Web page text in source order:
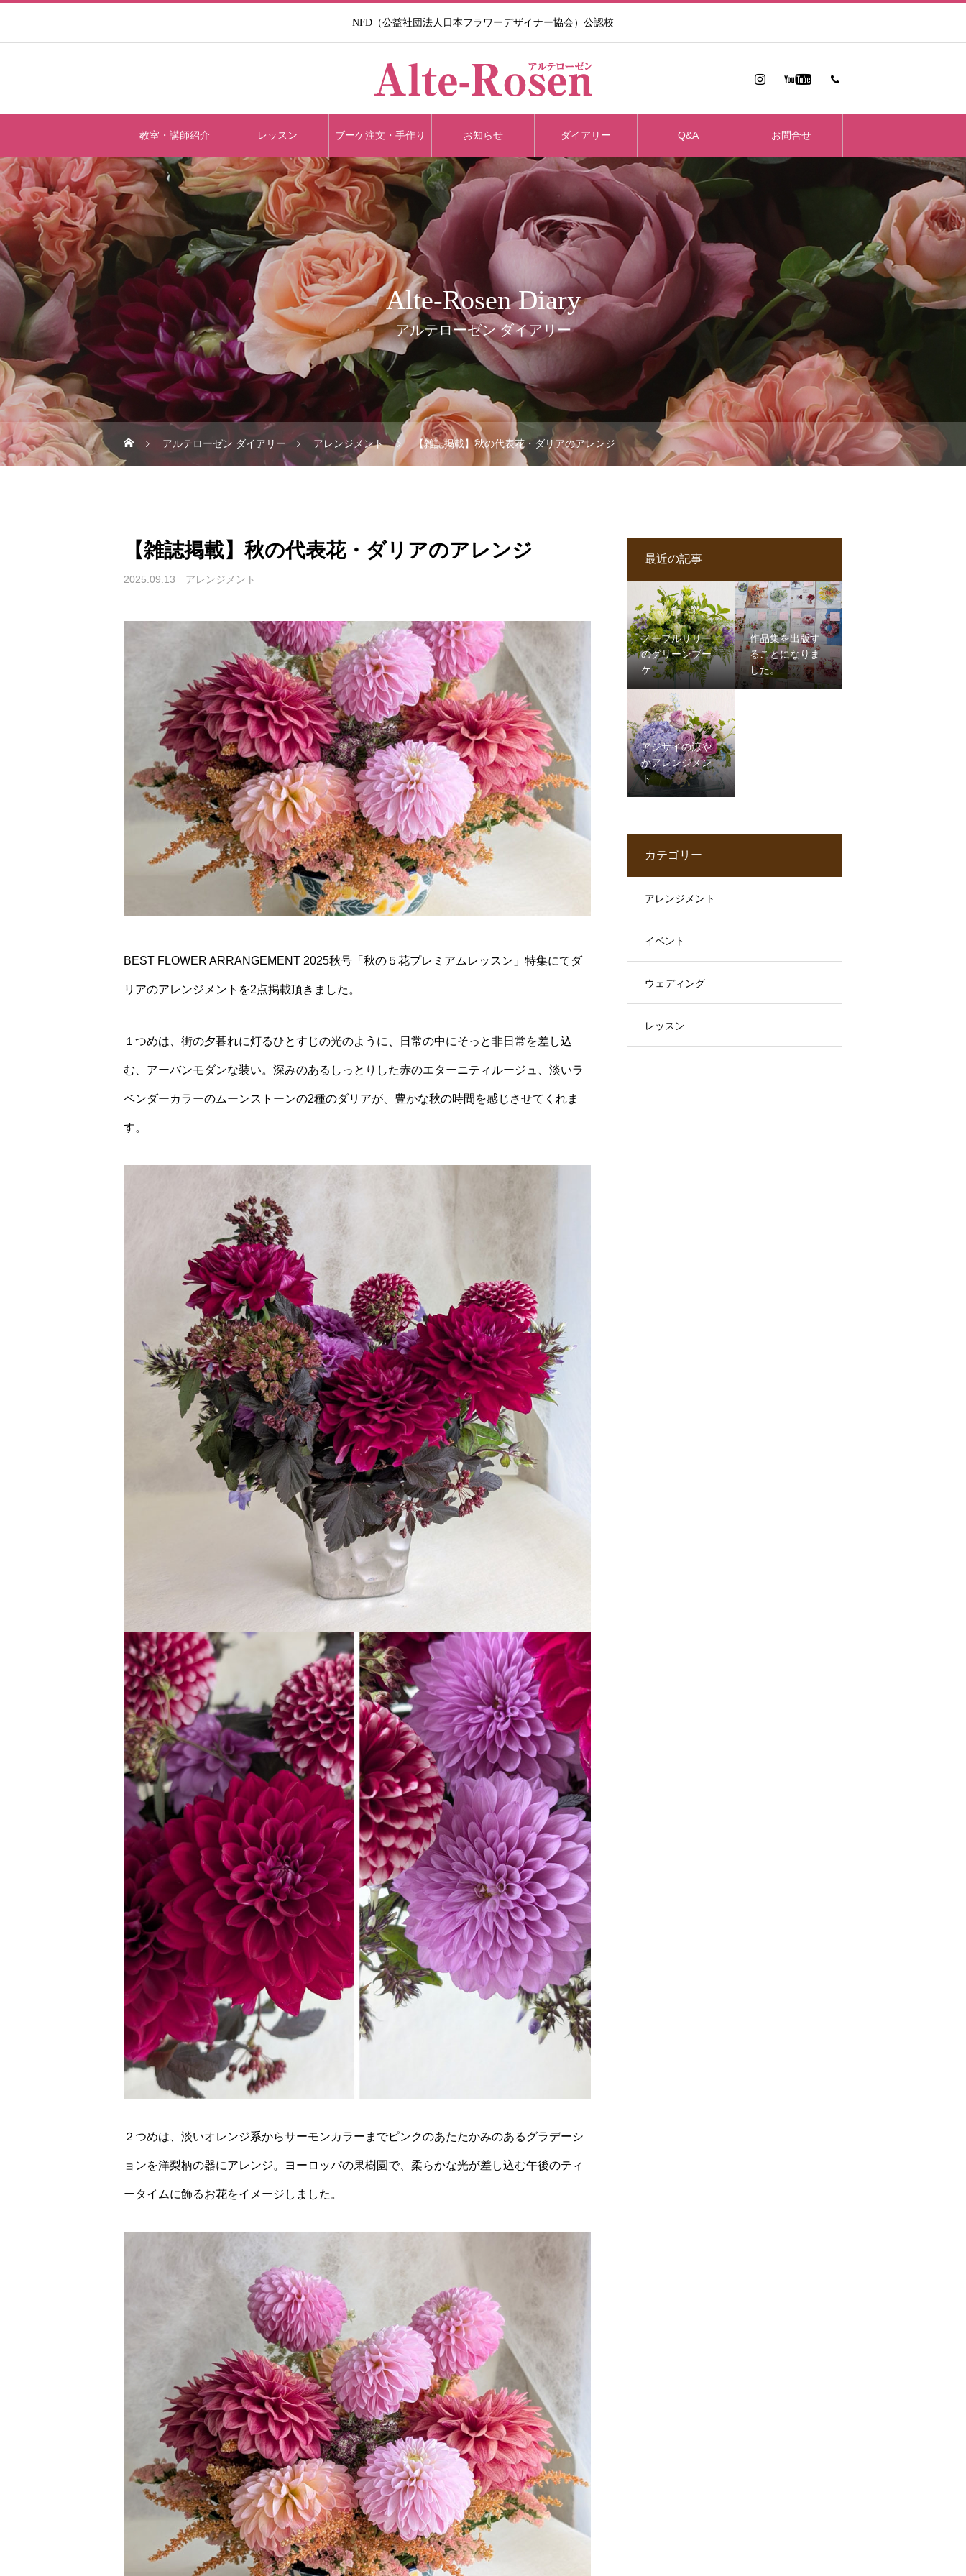
NFD（公益社団法人日本フラワーデザイナー協会）公認校​
教室・講師紹介 レッスン ブーケ注文・手作り お知らせ ダイアリー Q&A お問合せ
Alte-Rosen Diary
アルテローゼン ダイアリー
アルテローゼン ダイアリー アレンジメント 【雑誌掲載】秋の代表花・ダリアのアレンジ
【雑誌掲載】秋の代表花・ダリアのアレンジ
2025.09.13 アレンジメント
BEST FLOWER ARRANGEMENT 2025秋号「秋の５花プレミアムレッスン」特集にてダ
リアのアレンジメントを2点掲載頂きました。
１つめは、街の夕暮れに灯るひとすじの光のように、日常の中にそっと非日常を差し込
む、アーバンモダンな装い。深みのあるしっとりした赤のエターニティルージュ、淡いラ
ベンダーカラーのムーンストーンの2種のダリアが、豊かな秋の時間を感じさせてくれま
す。
２つめは、淡いオレンジ系からサーモンカラーまでピンクのあたたかみのあるグラデーシ
ョンを洋梨柄の器にアレンジ。ヨーロッパの果樹園で、柔らかな光が差し込む午後のティ
ータイムに飾るお花をイメージしました。
最近の記事
ノーブルリリー
のグリーンブー
ケ
作品集を出版す
ることになりま
した。
アジサイの涼や
かアレンジメン
ト
カテゴリー
アレンジメント
イベント
ウェディング
レッスン